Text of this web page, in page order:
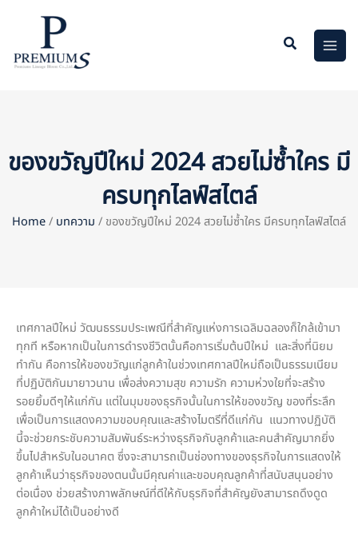
ของขวัญปีใหม่ 2024 สวยไม่ซ้ำใคร มี
ครบทุกไลฟ์สไตล์
Home/ บทความ / ของขวัญปีใหม่ 2024 สวยไม่ซ้ำใคร มีครบทุกไลฟ์สไตล์
เทศกาลปีใหม่ วัฒนธรรมประเพณีที่สำคัญแห่งการเฉลิมฉลองก็ใกล้เข้ามา
ทุกที หรือหากเป็นในการดำรงชีวิตนั้นคือการเริ่มต้นปีใหม่ และสิ่งที่นิยม
ทำกัน คือการให้ของขวัญแก่ลูกค้าในช่วงเทศกาลปีใหม่ถือเป็นธรรมเนียม
ที่ปฏิบัติกันมายาวนาน เพื่อส่งความสุข ความรัก ความห่วงใยที่จะสร้าง
รอยยิ้มดีๆให้แก่กัน แต่ในมุมของธุรกิจนั้นในการให้ของขวัญ ของที่ระลึก
เพื่อเป็นการแสดงความขอบคุณและสร้างไมตรีที่ดีแก่กัน แนวทางปฏิบัติ
นี้จะช่วยกระชับความสัมพันธ์ระหว่างธุรกิจกับลูกค้าและคนสำคัญมากยิ่ง
ขึ้นไปสำหรับในอนาคต ซึ่งจะสามารถเป็นช่องทางของธุรกิจในการแสดงให้
ลูกค้าเห็นว่าธุรกิจของตนนั้นมีคุณค่าและขอบคุณลูกค้าที่สนับสนุนอย่าง
ต่อเนื่อง ช่วยสร้างภาพลักษณ์ที่ดีให้กับธุรกิจที่สำคัญยังสามารถดึงดูด
ลูกค้าใหม่ได้เป็นอย่างดี